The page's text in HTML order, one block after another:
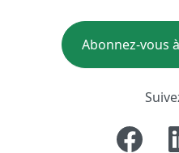
Abonnez-vous